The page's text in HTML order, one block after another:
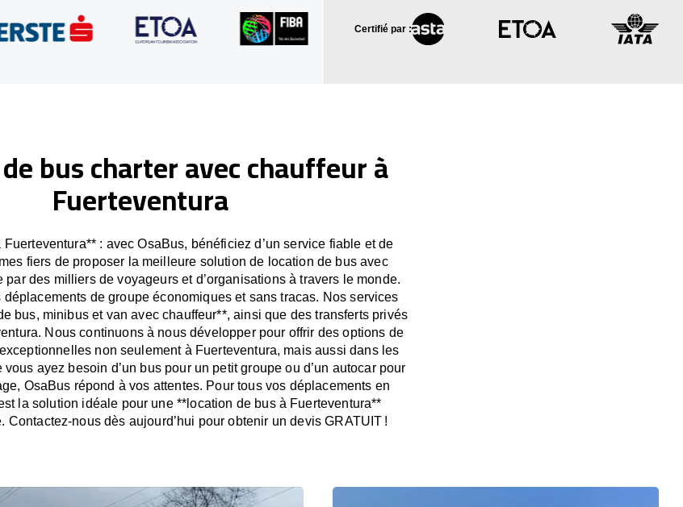
Certifié par :
bus charter avec chauffeur à
Fuerteventura
: avec OsaBus, bénéficiez d’un service fiable et de
fiers de proposer la meilleure solution de location de bus avec
par des milliers de voyageurs et d’organisations à travers le monde.
de groupe économiques et sans tracas. Nos services
bus, minibus et van avec chauffeur**, ainsi que des transferts privés
Nous continuons à nous développer pour offrir des options de
non seulement à Fuerteventura, mais aussi dans les
ayez besoin d’un bus pour un petit groupe ou d’un autocar pour
OsaBus répond à vos attentes. Pour tous vos déplacements en
la solution idéale pour une **location de bus à Fuerteventura**
Contactez-nous dès aujourd’hui pour obtenir un devis GRATUIT !